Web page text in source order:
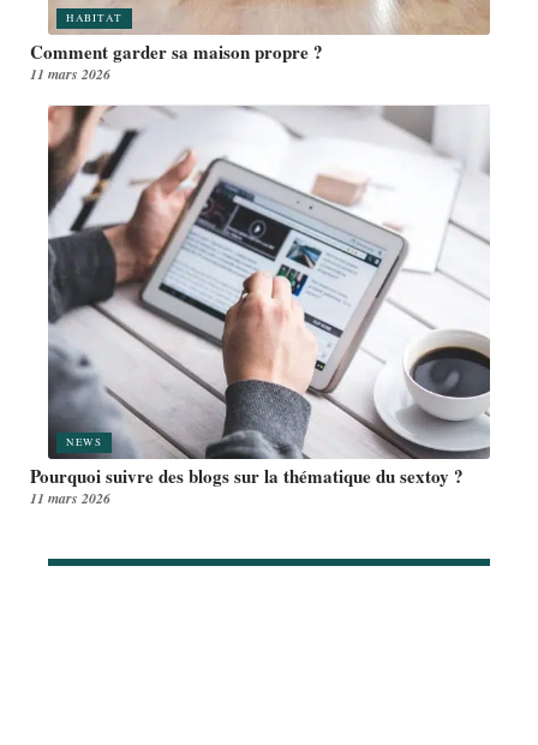
HABITAT
Comment garder sa maison propre ?
11 mars 2026
NEWS
Pourquoi suivre des blogs sur la thématique du sextoy ?
11 mars 2026